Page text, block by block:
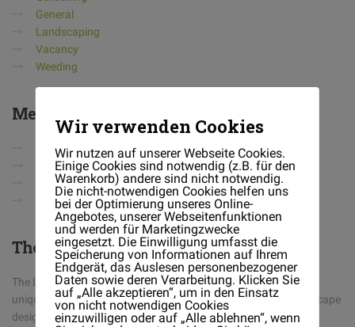
General
Landscaping
Vacancy
Weeding
Meta
Anmelden
Eintrags-Feed
Kommentar-Feed
WordPress.org
The Landscaper
The Landscaper is a full-service landscaping company with a
unique design/build philosophy. We believe in having one landscape
designer handle the job from its conception on paper, to the
Wir verwenden Cookies
Wir nutzen auf unserer Webseite Cookies.
Einige Cookies sind notwendig (z.B. für den
Warenkorb) andere sind nicht notwendig.
Die nicht-notwendigen Cookies helfen uns
bei der Optimierung unseres Online-
Angebotes, unserer Webseitenfunktionen
und werden für Marketingzwecke
eingesetzt. Die Einwilligung umfasst die
Speicherung von Informationen auf Ihrem
Endgerät, das Auslesen personenbezogener
Daten sowie deren Verarbeitung. Klicken Sie
auf „Alle akzeptieren“, um in den Einsatz
von nicht notwendigen Cookies
einzuwilligen oder auf „Alle ablehnen“, wenn